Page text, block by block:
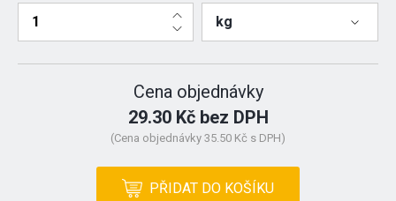
kg
Cena objednávky
29.30 Kč bez DPH
(Cena objednávky 35.50 Kč s DPH)
PŘIDAT DO KOŠÍKU